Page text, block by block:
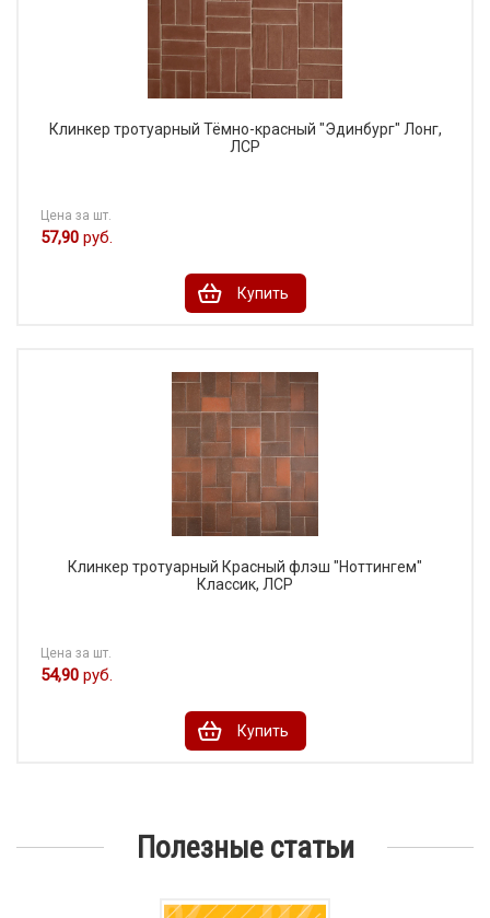
Клинкер тротуарный Тёмно-красный "Эдинбург" Лонг,
ЛСР
Цена за шт.
57,90 руб.
Купить
Клинкер тротуарный Красный флэш "Ноттингем"
Классик, ЛСР
Цена за шт.
54,90 руб.
Купить
Полезные статьи